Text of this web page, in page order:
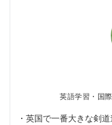
英語学習・国
・英国で一番大きな剣